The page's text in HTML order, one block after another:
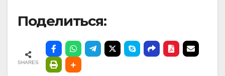
Поделиться:
SHARES